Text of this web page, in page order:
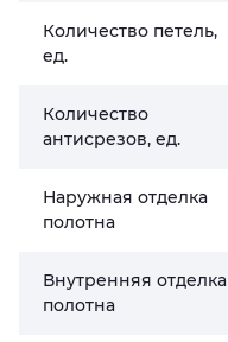
Количество петель,
ед.
Количество
антисрезов, ед.
Наружная отделка
полотна
Внутренняя отделка
полотна